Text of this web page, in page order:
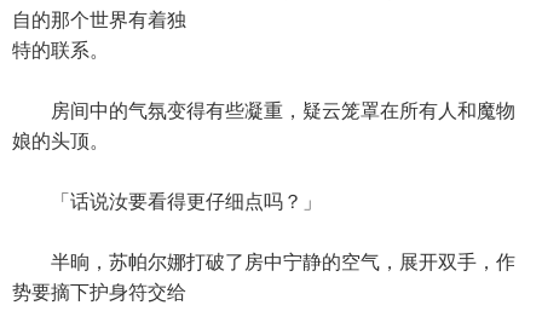
自的那个世界有着独
特的联系。
房间中的气氛变得有些凝重，疑云笼罩在所有人和魔物
娘的头顶。
「话说汝要看得更仔细点吗？」
半晌，苏帕尔娜打破了房中宁静的空气，展开双手，作
势要摘下护身符交给